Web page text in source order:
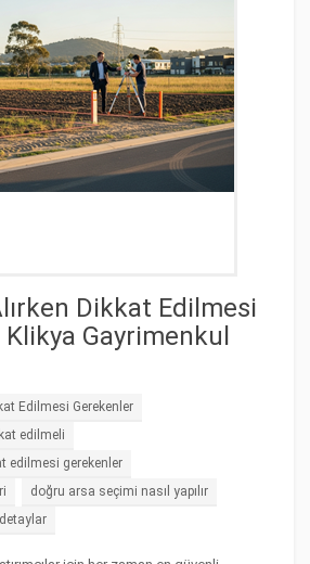
Dikkat Edilmesi
Gayrimenkul
Edilmesi Gerekenler
edilmeli
edilmesi gerekenler
doğru arsa seçimi nasıl yapılır